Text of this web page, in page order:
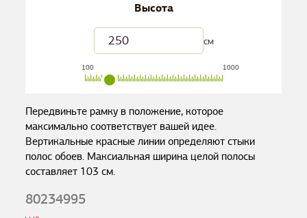
Высота
см
100 1000
Передвиньте рамку в положение, которое
максимально соответствует вашей идее.
Вертикальные красные линии определяют стыки
полос обоев. Максиальная ширина целой полосы
составляет 103 см.
80234995